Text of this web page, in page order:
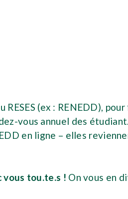
(ex : RENEDD), pour
vous annuel des
en ligne – elles
vous tou.te.s ! On vous en